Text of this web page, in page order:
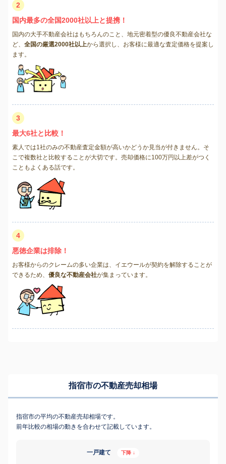
2
国内最多の全国2000社以上と提携！
国内の大手不動産会社はもちろんのこと、地元密着型の優良不動産会社な
ど、 全国の厳選2000社以上から選択し、お客様に最適な査定価格を提案し
ます。
3
最大6社と比較！
素人では1社のみの不動産査定金額が高いかどうか見当が付きません。そ
こで複数社と比較することが大切です。売却価格に100万円以上差がつく
こともよくある話です。
4
悪徳企業は排除！
お客様からのクレームの多い企業は、イエウールが契約を解除することが
できるため、 優良な不動産会社が集まっています。
指宿市の不動産売却相場
指宿市の平均の不動産売却相場です。
前年比較の相場の動きを合わせて記載しています。
一戸建て 下降 ↓